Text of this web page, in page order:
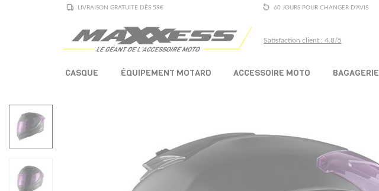
LIVRAISON GRATUITE DÈS 59€ 60 JOURS POUR CHANGER D'AVIS
Satisfaction client : 4.8/5
CASQUE ÉQUIPEMENT MOTARD ACCESSOIRE MOTO BAGAGERIE